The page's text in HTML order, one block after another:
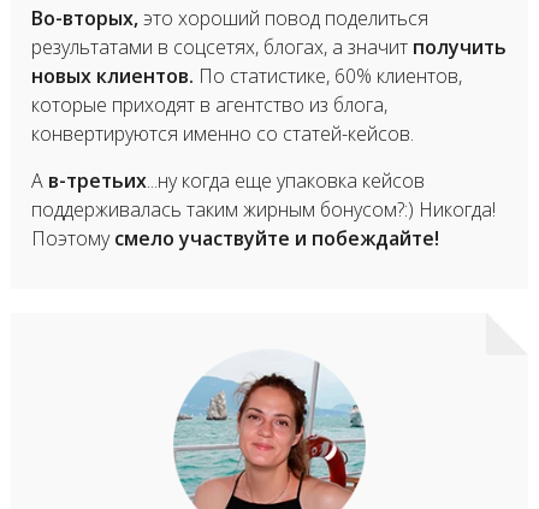
Во-вторых,это хороший повод поделиться
результатами в соцсетях, блогах, а значит получить
новых клиентов. По статистике, 60% клиентов,
которые приходят в агентство из блога,
конвертируются именно со статей-кейсов.
А в-третьих...ну когда еще упаковка кейсов
поддерживалась таким жирным бонусом?:) Никогда!
Поэтомусмело участвуйте и побеждайте!